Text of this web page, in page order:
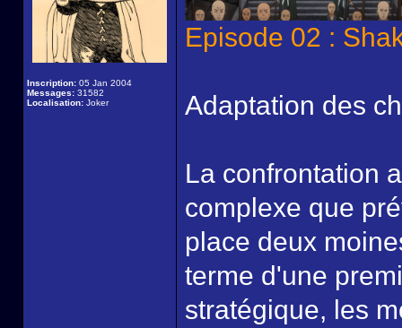
Inscription: 05 Jan 2004
Messages: 31582
Localisation: Joker
Episode 02 :
Adaptation des
La confrontation
complexe que
place deux
terme d'une
stratégique, les